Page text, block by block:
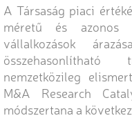
A Társaság piaci
méretű és azonos
vállalkozások
nemzetközileg
M&A Research
módszertana a